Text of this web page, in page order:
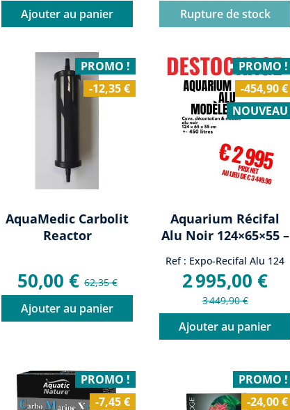
Ajouter au panier Rupture de stock
AquaMedic Carbolit
Reactor
50,00 €62,35 €
Ajouter au panier
PROMO !
-12,35 €
Aquarium Récifal
Alu Noir 124×65×55 –
Ref : Expo-Recifal Alu 124
2 995,00 €
3 449,90 €
Ajouter au panier
PROMO !
-454,90 €
NOUVEAU
PROMO !
-7,45 €
PROMO !
-24,00 €